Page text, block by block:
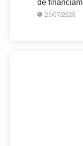
de
25/07/2026